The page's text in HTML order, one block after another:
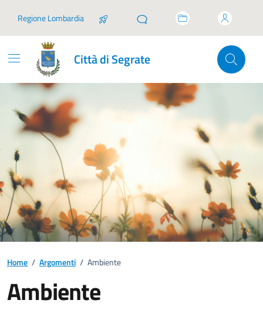
Regione Lombardia
Città di Segrate
Home / Argomenti / Ambiente
Ambiente